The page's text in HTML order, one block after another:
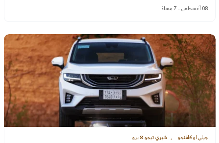
08 أغسطس - 7 مساءً
جيلي اوكافنجو شيري تيجو 8 برو